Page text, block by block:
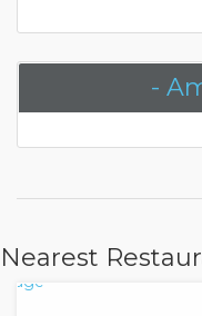
-
Nearest